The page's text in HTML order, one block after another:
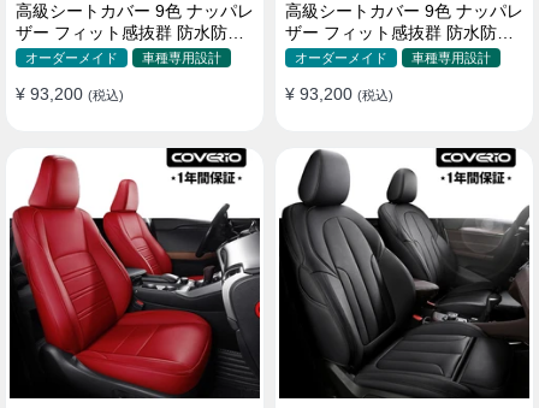
高級シートカバー 9色 ナッパレ
ザー フィット感抜群 防水防汚
オーダーメイド 全席セット
オーダーメイド 車種専用設計
¥ 93,200 (税込)
高級シートカバー 9色 ナッパレ
ザー フィット感抜群 防水防汚
オーダーメイド 全席セット
オーダーメイド 車種専用設計
¥ 93,200 (税込)